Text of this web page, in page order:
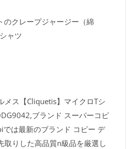
のクレープジャージー（綿
ャツ
ス【Cliquetis】マイクロTシ
ブランド スーパーコピ
は最新のブランド コピー デ
取りした高品質n級品を厳選し